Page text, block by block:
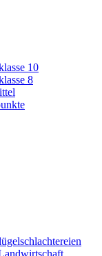
10
8